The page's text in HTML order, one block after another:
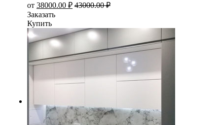
от 38000.00 ₽ 43000.00₽
Заказать
Купить